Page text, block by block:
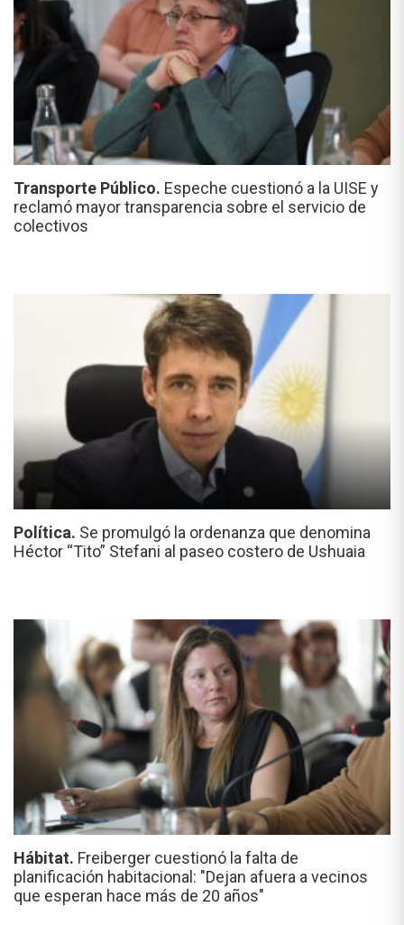
Transporte Público. Espeche cuestionó a la UISE y
reclamó mayor transparencia sobre el servicio de
colectivos
Política. Se promulgó la ordenanza que denomina
Héctor “Tito” Stefani al paseo costero de Ushuaia
Hábitat. Freiberger cuestionó la falta de
planificación habitacional: "Dejan afuera a vecinos
que esperan hace más de 20 años"